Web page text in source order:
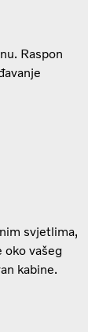
Raspon
svjetlima,
oko vašeg
kabine.